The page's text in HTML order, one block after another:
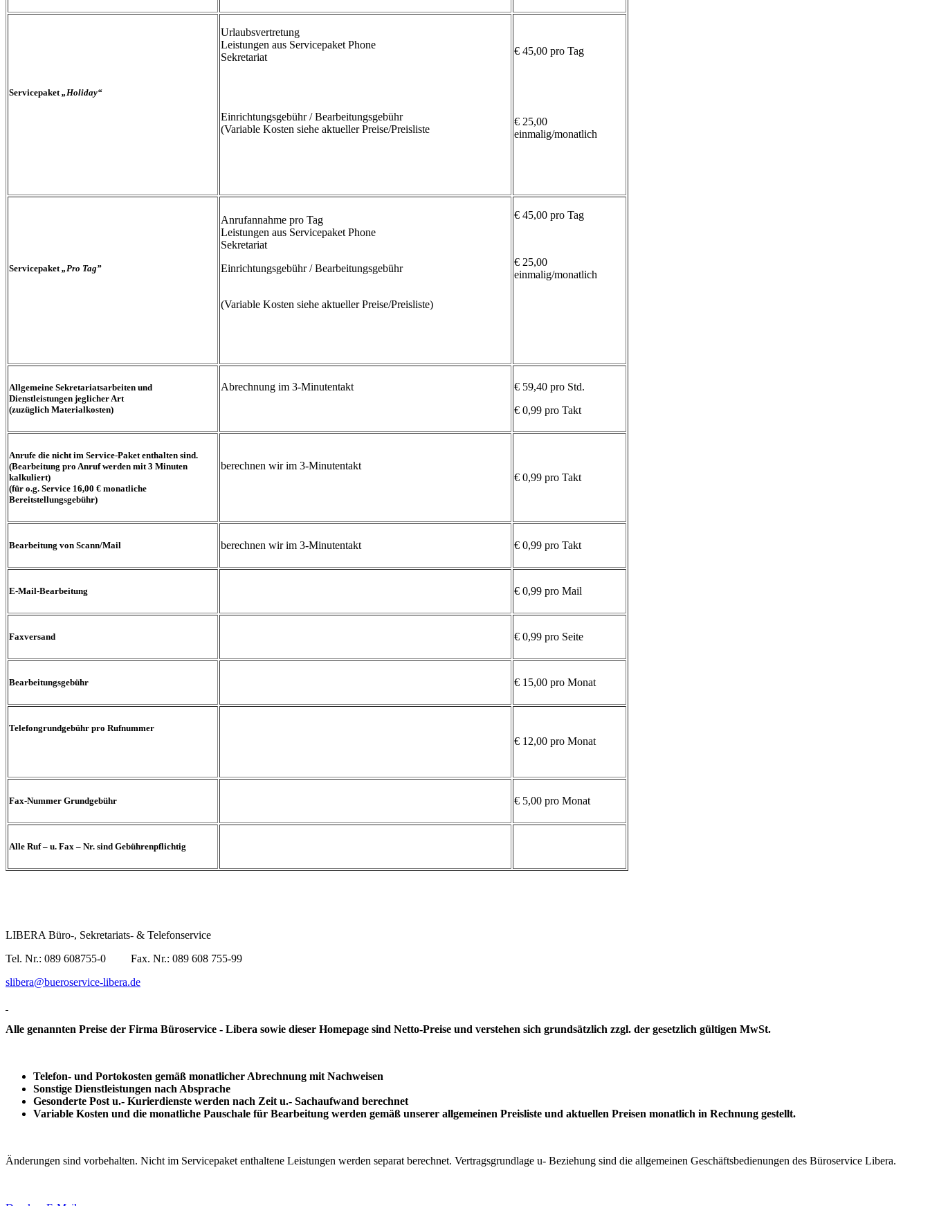
Servicepaket „Holiday“
Urlaubsvertretung
Leistungen aus Servicepaket Phone
Sekretariat
Einrichtungsgebühr / Bearbeitungsgebühr
(Variable Kosten siehe aktueller Preise/Preisliste
€ 45,00 pro Tag
€ 25,00
einmalig/monatlich
Servicepaket „Pro Tag”
Anrufannahme pro Tag
Leistungen aus Servicepaket Phone
Sekretariat
Einrichtungsgebühr / Bearbeitungsgebühr
(Variable Kosten siehe aktueller Preise/Preisliste)
€ 45,00 pro Tag
€ 25,00
einmalig/monatlich
Allgemeine Sekretariatsarbeiten und
Dienstleistungen jeglicher Art
(zuzüglich Materialkosten)
Abrechnung im 3-Minutentakt
€ 59,40 pro Std.
€ 0,99 pro Takt
Anrufe die nicht im Service-Paket enthalten sind.
(Bearbeitung pro Anruf werden mit 3 Minuten
kalkuliert)
(für o.g. Service 16,00 € monatliche
Bereitstellungsgebühr)
berechnen wir im 3-Minutentakt
€ 0,99 pro Takt
Bearbeitung von Scann/Mail berechnen wir im 3-Minutentakt € 0,99 pro Takt
E-Mail-Bearbeitung € 0,99 pro Mail
Faxversand € 0,99 pro Seite
Bearbeitungsgebühr € 15,00 pro Monat
Telefongrundgebühr pro Rufnummer
€ 12,00 pro Monat
Fax-Nummer Grundgebühr € 5,00 pro Monat
Alle Ruf – u. Fax – Nr. sind Gebührenpflichtig
LIBERA Büro-, Sekretariats- & Telefonservice
Tel. Nr.: 089 608755-0 Fax. Nr.: 089 608 755-99
slibera@bueroservice-libera.de
Alle genannten Preise der Firma Büroservice - Libera sowie dieser Homepage sind Netto-Preise und verstehen sich grundsätzlich zzgl. der gesetzlich gültigen MwSt.
Telefon- und Portokosten gemäß monatlicher Abrechnung mit Nachweisen
Sonstige Dienstleistungen nach Absprache
Gesonderte Post u.- Kurierdienste werden nach Zeit u.- Sachaufwand berechnet
Variable Kosten und die monatliche Pauschale für Bearbeitung werden gemäß unserer allgemeinen Preisliste und aktuellen Preisen monatlich in Rechnung gestellt.
Änderungen sind vorbehalten. Nicht im Servicepaket enthaltene Leistungen werden separat berechnet. Vertragsgrundlage u- Beziehung sind die allgemeinen Geschäftsbedienungen des Büroservice Libera.